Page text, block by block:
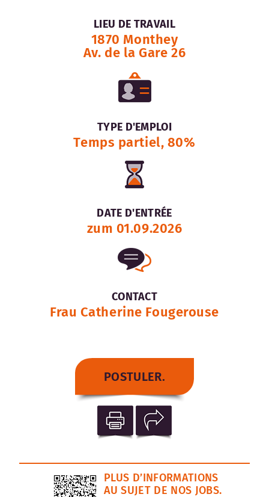
LIEU DE TRAVAIL
1870 Monthey
Av. de la Gare 26
TYPE D'EMPLOI
Temps partiel, 80%
DATE D'ENTRÉE
zum 01.09.2026
CONTACT
Frau Catherine Fougerouse
POSTULER.
PLUS D’INFORMATIONS
AU SUJET DE NOS JOBS.